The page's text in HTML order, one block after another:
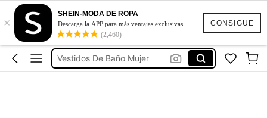
CONSIGUE
×
SHEIN-MODA DE ROPA
Descarga la APP para más ventajas exclusivas
(2,460)
Ropa Deportiva De Mujer
Vestidos
Vestidos De Baño Mujer